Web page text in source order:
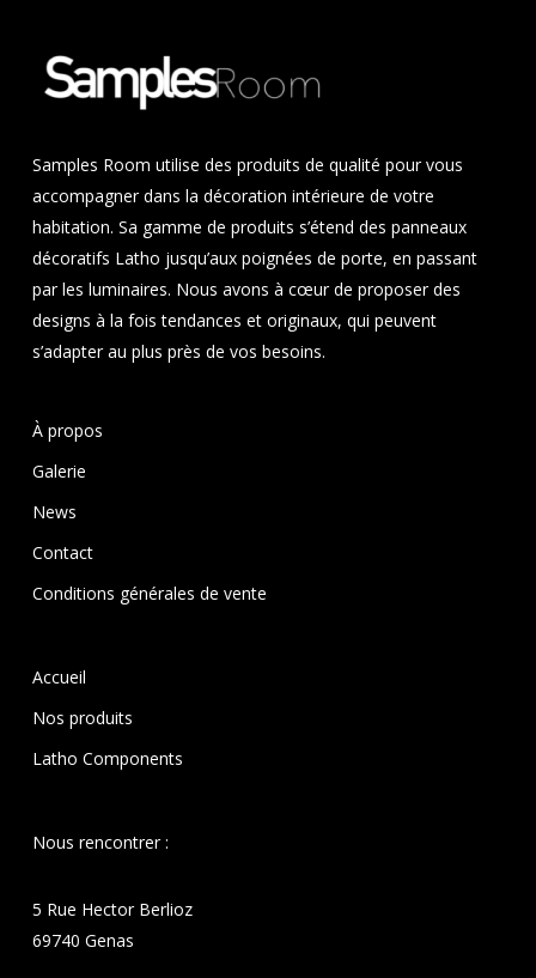
Samples Room utilise des produits de qualité pour vous
accompagner dans la décoration intérieure de votre
habitation. Sa gamme de produits s’étend des panneaux
décoratifs Latho jusqu’aux poignées de porte, en passant
par les luminaires. Nous avons à cœur de proposer des
designs à la fois tendances et originaux, qui peuvent
s’adapter au plus près de vos besoins.
À propos
Galerie
News
Contact
Conditions générales de vente
Accueil
Nos produits
Latho Components
Nous rencontrer :
5 Rue Hector Berlioz
69740 Genas